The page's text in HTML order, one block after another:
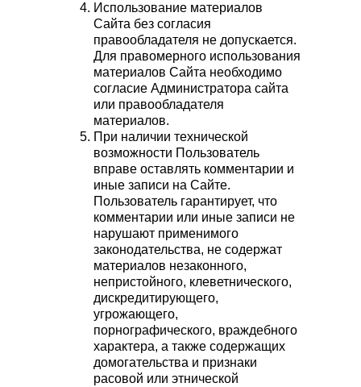
Использование материалов
Сайта без согласия
правообладателя не допускается.
Для правомерного использования
материалов Сайта необходимо
согласие Администратора сайта
или правообладателя
материалов.
При наличии технической
возможности Пользователь
вправе оставлять комментарии и
иные записи на Сайте.
Пользователь гарантирует, что
комментарии или иные записи не
нарушают применимого
законодательства, не содержат
материалов незаконного,
непристойного, клеветнического,
дискредитирующего,
угрожающего,
порнографического, враждебного
характера, а также содержащих
домогательства и признаки
расовой или этнической